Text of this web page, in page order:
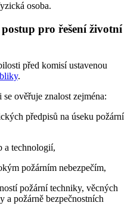
osoba.
pro řešení životní
před komisí ustavenou
.
ověřuje znalost zejména:
předpisů na úseku požární
a technologií,
požárním nebezpečím,
požární techniky, věcných
a požárně bezpečnostních